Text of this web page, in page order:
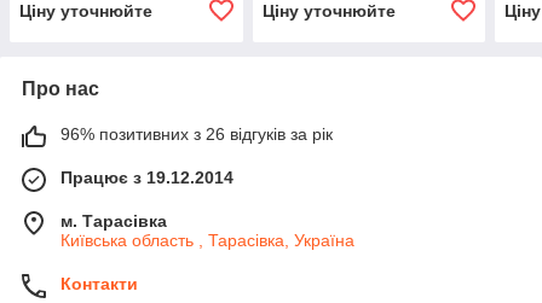
Ціну уточнюйте Ціну уточнюйте
Про нас
96% позитивних з 26 відгуків за рік
Працює з 19.12.2014
м. Тарасівка
Київська область , Тарасівка, Україна
Контакти